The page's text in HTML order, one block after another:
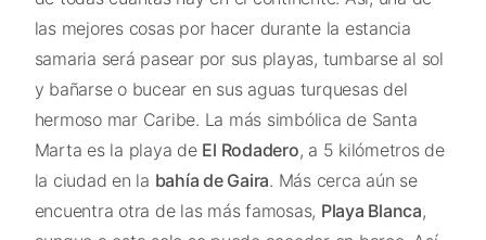
las mejores cosas por hacer durante la estancia
samaria será pasear por sus playas, tumbarse al sol
y bañarse o bucear en sus aguas turquesas del
hermoso mar Caribe. La más simbólica de Santa
Marta es la playa de El Rodadero, a 5 kilómetros de
la ciudad en la bahía de Gaira. Más cerca aún se
encuentra otra de las más famosas, Playa Blanca,